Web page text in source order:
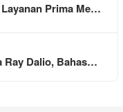
Prima Me…
Ray Dalio, Bahas…